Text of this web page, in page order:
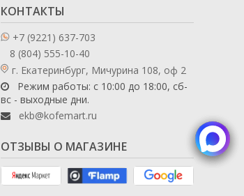
КОНТАКТЫ
+7 (9221) 637-703
8 (804) 555-10-40
г. Екатеринбург, Мичурина 108, оф 2
Режим работы: с 10:00 до 18:00, сб-
вс - выходные дни.
ekb@kofemart.ru
ОТЗЫВЫ О МАГАЗИНЕ